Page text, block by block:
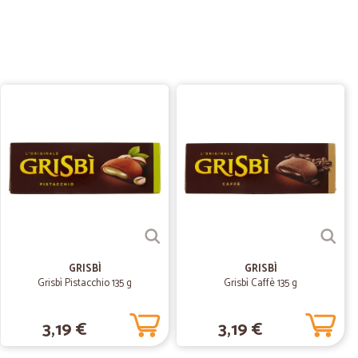
29/01/2024
si è rotto…
nulla delle bottiglie di olio ed aceto ordinate. Chi ha
03/06/2022
fosse a prova di corriere, alcuni prodotti sono arrivati
e risolto il problema.
GRISBÌ
Grisbì Pistacchio 135 g
3,19 €
GRISBÌ
Grisbì Caffè 135 g
3,19 €